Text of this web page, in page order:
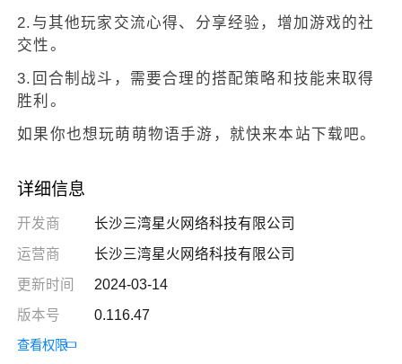
2.与其他玩家交流心得、分享经验，增加游戏的社
交性。
3.回合制战斗，需要合理的搭配策略和技能来取得
胜利。
如果你也想玩萌萌物语手游，就快来本站下载吧。
详细信息
开发商
长沙三湾星火网络科技有限公司
运营商
长沙三湾星火网络科技有限公司
更新时间
2024-03-14
版本号
0.116.47
查看权限